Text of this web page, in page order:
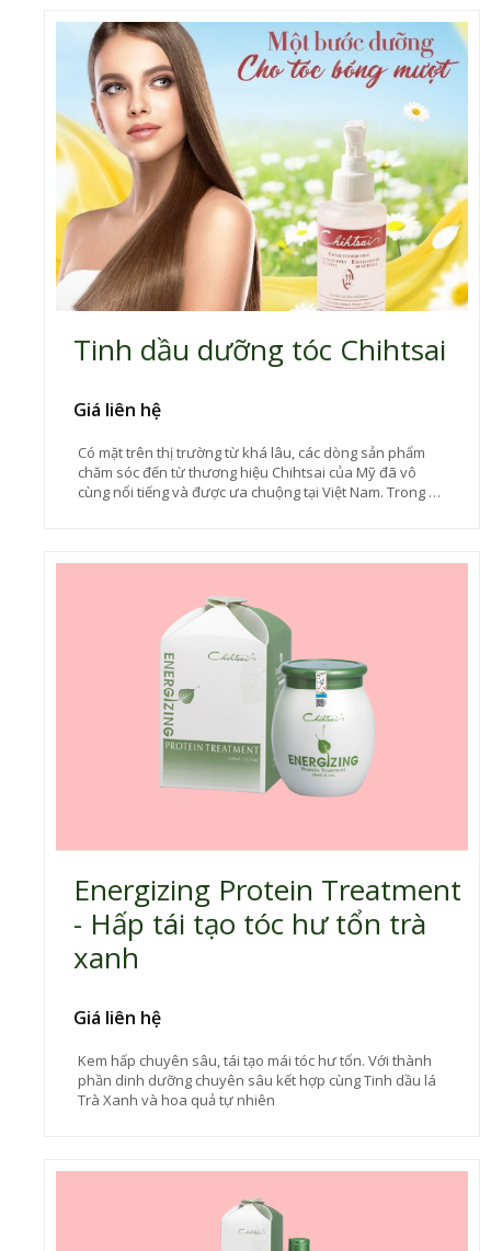
Tinh dầu dưỡng tóc Chihtsai
Giá liên hệ
Có mặt trên thị trường từ khá lâu, các dòng sản phẩm
chăm sóc đến từ thương hiệu Chihtsai của Mỹ đã vô
cùng nổi tiếng và được ưa chuộng tại Việt Nam. Trong đó
Energizing Protein Treatment
- Hấp tái tạo tóc hư tổn trà
xanh
Giá liên hệ
Kem hấp chuyên sâu, tái tạo mái tóc hư tổn. Với thành
phần dinh dưỡng chuyên sâu kết hợp cùng Tinh dầu lá
Trà Xanh và hoa quả tự nhiên